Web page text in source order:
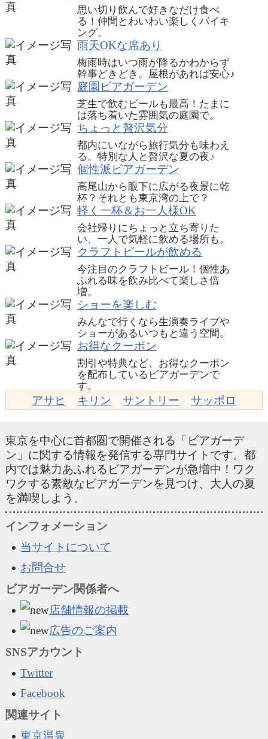
思い切り飲んで好きなだけ食べ
る！仲間とわいわい楽しくバイキ
ング。
雨天OKな席あり
梅雨時はいつ雨が降るかわからず
幹事どきどき。屋根があれば安心♪
庭園ビアガーデン
芝生で飲むビールも最高！たまに
は落ち着いた雰囲気の庭園で。
ちょっと贅沢気分
都内にいながら旅行気分も味わえ
る。特別な人と贅沢な夏の夜♪
個性派ビアガーデン
高尾山から眼下に広がる夜景に乾
杯？それとも東京湾の上で？
軽く一杯＆お一人様OK
会社帰りにちょっと立ち寄りた
い、一人で気軽に飲める場所も。
クラフトビールが飲める
今注目のクラフトビール！個性あ
ふれる味を飲み比べて楽しさ倍
増。
ショーを楽しむ
みんなで行くなら生演奏ライブや
ショーがあるいつもと違う空間。
お得なクーポン
割引や特典など、お得なクーポン
を配布しているビアガーデンで
す。
アサヒ キリン サントリー サッポロ
東京を中心に首都圏で開催される「ビアガーデ
ン」に関する情報を発信する専門サイトです。都
内では魅力あふれるビアガーデンが急増中！ワク
ワクする素敵なビアガーデンを見つけ、大人の夏
を満喫しよう。
インフォメーション
当サイトについて
お問合せ
ビアガーデン関係者へ
店舗情報の掲載
広告のご案内
SNSアカウント
Twitter
Facebook
関連サイト
東京温泉